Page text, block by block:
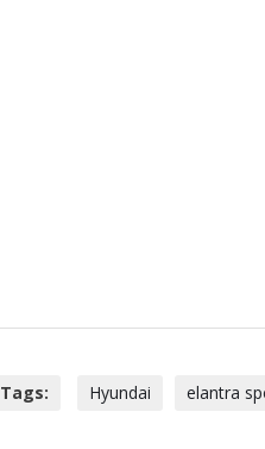
Tags: Hyundai elantra